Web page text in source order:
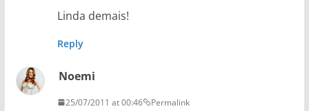
Linda demais!
Reply
Noemi
25/07/2011 at 00:46 Permalink